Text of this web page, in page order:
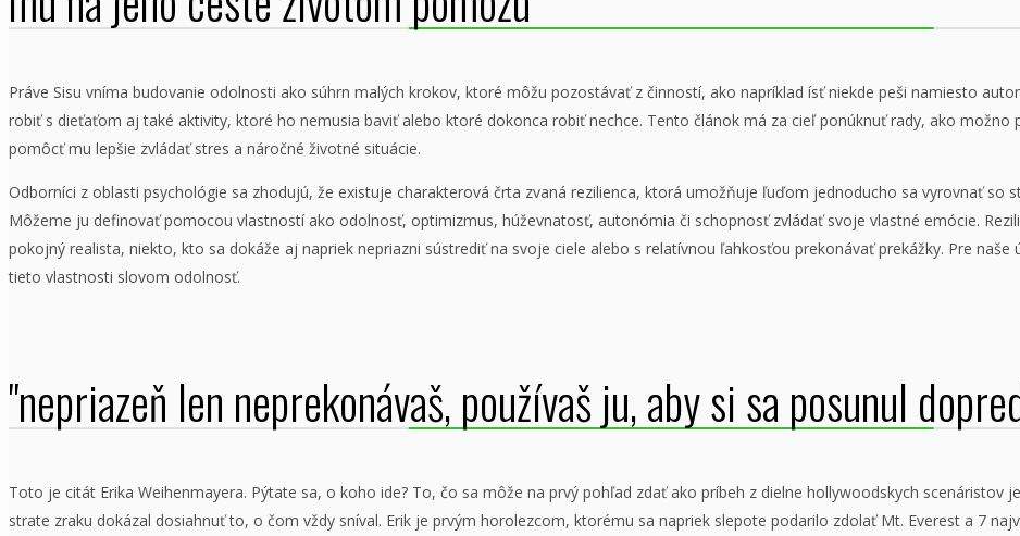
Práve Sisu vníma budovanie odolnosti ako súhrn malých krokov, ktoré môžu pozostávať z činností, ako napríklad ísť niekde peši namiesto
robiť s dieťaťom aj také aktivity, ktoré ho nemusia baviť alebo ktoré dokonca robiť nechce. Tento článok má za cieľ ponúknuť rady, ako
pomôcť mu lepšie zvládať stres a náročné životné situácie.
Odborníci z oblasti psychológie sa zhodujú, že existuje charakterová črta zvaná rezilienca, ktorá umožňuje ľuďom jednoducho sa vyrovnať so
Môžeme ju definovať pomocou vlastností ako odolnosť, optimizmus, húževnatosť, autonómia či schopnosť zvládať svoje vlastné emócie.
pokojný realista, niekto, kto sa dokáže aj napriek nepriazni sústrediť na svoje ciele alebo s relatívnou ľahkosťou prekonávať prekážky. Pre
tieto vlastnosti slovom odolnosť.
"nepriazeň len neprekonávaš, používaš ju, aby si sa posunul
Toto je citát Erika Weihenmayera. Pýtate sa, o koho ide? To, čo sa môže na prvý pohľad zdať ako príbeh z dielne hollywoodskych scenáristov
strate zraku dokázal dosiahnuť to, o čom vždy sníval. Erik je prvým horolezcom, ktorému sa napriek slepote podarilo zdolať Mt. Everest a 7